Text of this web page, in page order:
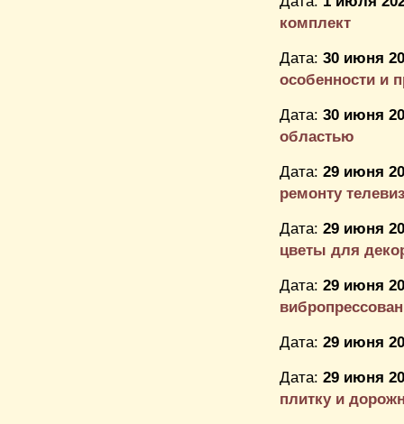
комплект
Дата: 30 июня
особенности и
Дата: 30 июня
областью
Дата: 29 июня
ремонту
Дата: 29 июня
цветы для
Дата: 29 июня
Дата: 29 июня
Дата: 29 июня
плитку и